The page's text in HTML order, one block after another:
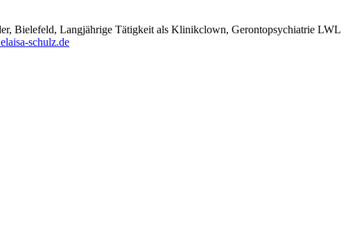
Bielefeld, Langjährige Tätigkeit als Klinikclown, Gerontopsychiatrie LWL
schulz.de